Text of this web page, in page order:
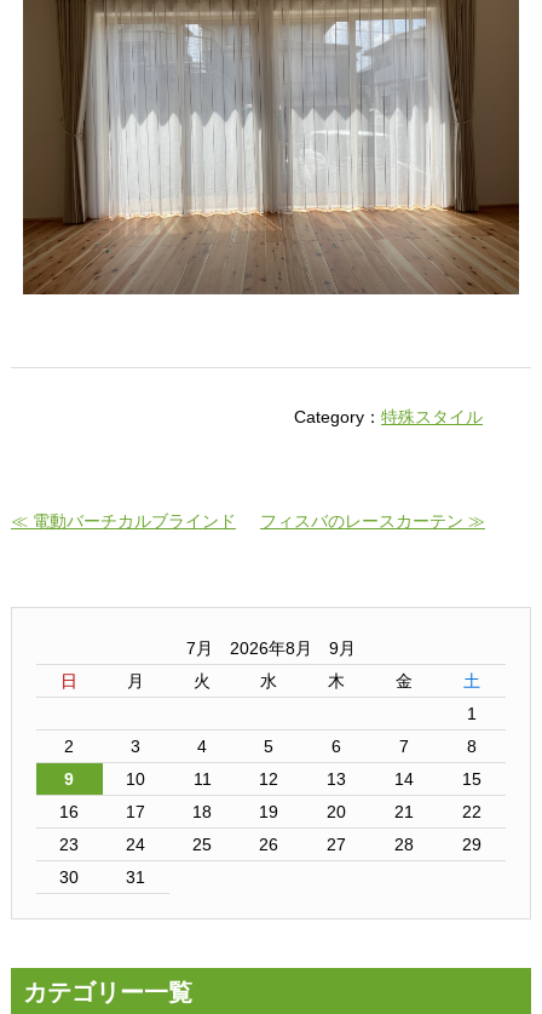
Category：特殊スタイル
≪ 電動バーチカルブラインド フィスバのレースカーテン ≫
7月 2026年8月 9月
日
月 火 水 木 金
土
1
2
3 4 5 6 7
8
9
10 11 12 13 14
15
16
17 18 19 20 21
22
23
24 25 26 27 28
29
30
31
カテゴリー一覧